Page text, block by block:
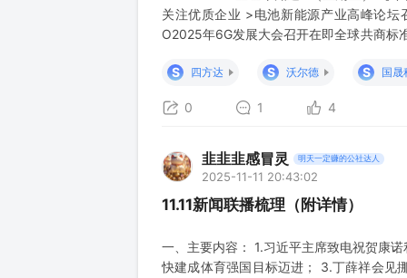
关注优质企业 >电池新能源产业高峰论
O2025年6G发展大会召开在即全球共商标
以“智联全球，共
S 四方达 S 沃尔德 S 国晟
0 1 4
韭韭韭感冒灵 明天一定赚的公社达人
2025-11-11 20:43:02
11.11新闻联播梳理（附详情）
一、主要内容： 1.习近平主席致电祝贺康
快建成体育强国目标迈进； 3.丁薛祥会见